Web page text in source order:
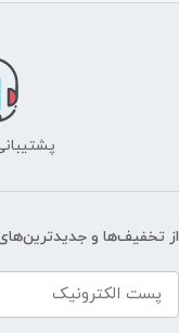
پشتیبانی ۲۴
از تخفیف‌ها و